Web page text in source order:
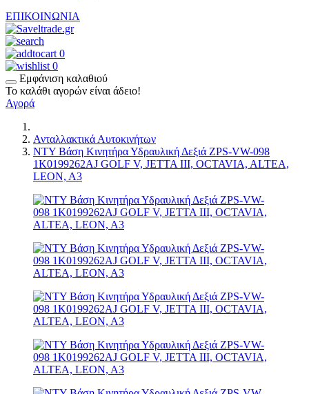
ΕΠΙΚΟΙΝΩΝΙΑ
0
0
Εμφάνιση καλαθιού
Το καλάθι αγορών είναι άδειο!
Αγορά
Ανταλλακτικά Αυτοκινήτων
NTY Βάση Κινητήρα Υδραυλική Δεξιά ZPS-VW-098
1K0199262AJ GOLF V, JETTA III, OCTAVIA, ALTEA,
LEON, A3